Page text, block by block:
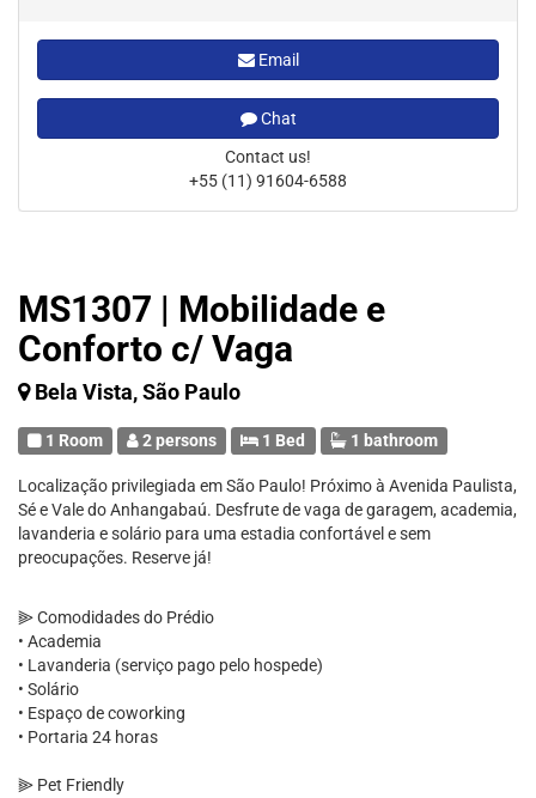
MS1307 | Mobilidade e
Conforto c/ Vaga
Bela Vista, São Paulo
1 Room 2 persons 1 Bed 1 bathroom
Localização privilegiada em São Paulo! Próximo à Avenida Paulista,
Sé e Vale do Anhangabaú. Desfrute de vaga de garagem, academia,
lavanderia e solário para uma estadia confortável e sem
preocupações. Reserve já!
⫸ Comodidades do Prédio
• Academia
• Lavanderia (serviço pago pelo hospede)
• Solário
• Espaço de coworking
• Portaria 24 horas
⫸ Pet Friendly
Email
Chat
Contact us!
+55 (11) 91604-6588